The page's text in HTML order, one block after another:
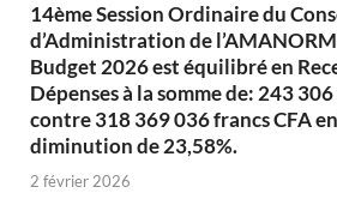
14ème Session Ordinaire du
d’Administration de
Budget 2026 est équilibré en
Dépenses à la somme de: 243
contre 318 369 036 francs CFA
diminution de 23,58%.
2 février 2026